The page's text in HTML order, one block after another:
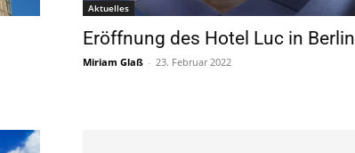
Aktuelles
Eröffnung des Hotel Luc in Berlin
Miriam Glaß - 23. Februar 2022